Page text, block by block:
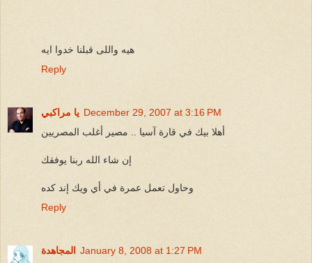
هيه واللى قبلنا خدوا ايه
Reply
يا مراكبي December 29, 2007 at 3:16 PM
أهلا بيك في قارة آسيا .. مصير أغلب المصريين
إن شاء الله ربنا يوفقك
وحاول تعمل عمرة في أي ويك إند كده
Reply
المجاهدة
January 8, 2008 at 1:27 PM